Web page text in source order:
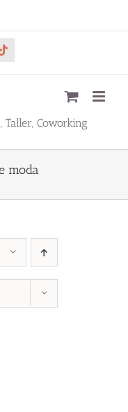
Tiktok
Coworking
moda